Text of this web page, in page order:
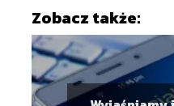
Zobacz także: